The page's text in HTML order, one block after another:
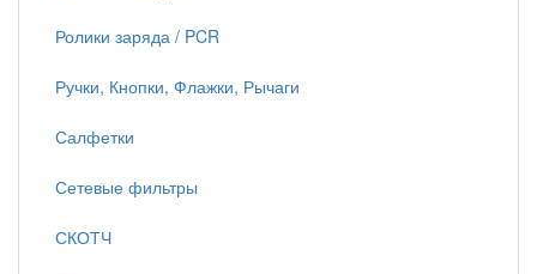
Ролики заряда / PCR
Ручки, Кнопки, Флажки, Рычаги
Салфетки
Сетевые фильтры
СКОТЧ